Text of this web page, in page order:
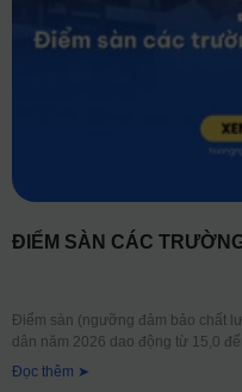
ĐIỂM SÀN CÁC
Điểm sàn (ngưỡng đảm bảo chất
dân năm 2026 dao động từ 15,0
Đọc thêm ➤